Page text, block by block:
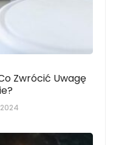
Zwrócić Uwagę
2024